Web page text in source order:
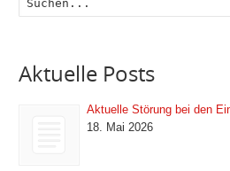
Aktuelle Posts
Aktuelle Störung bei den
18. Mai 2026